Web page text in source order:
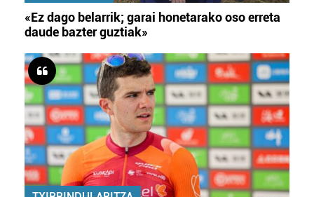
«Ez dago belarrik; garai honetarako oso erreta
daude bazter guztiak»